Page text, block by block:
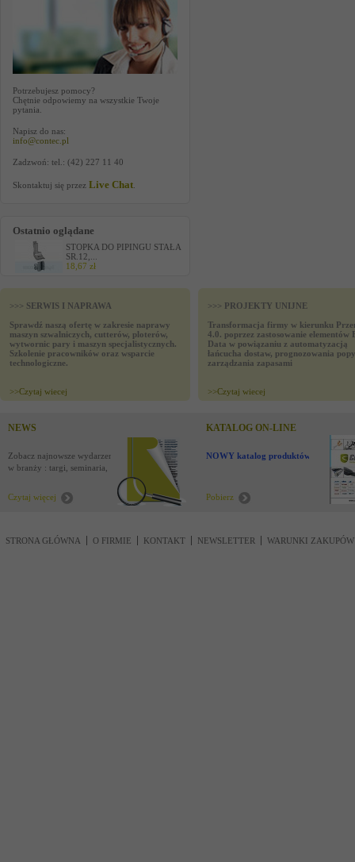
Potrzebujesz pomocy?
Chętnie odpowiemy na wszystkie Twoje
pytania.
Napisz do nas:
info@contec.pl
Zadzwoń: tel.: (42) 227 11 40
Skontaktuj się przez Live Chat
Ostatnio oglądane
STOPKA DO PIPINGU STAŁA
SR.12,...
18,67 zł
>>> SERWIS I NAPRAWA
Sprawdź naszą ofertę w zakresie naprawy
maszyn szwalniczych, cutterów, ploterów,
wytwornic pary i maszyn specjalistycznych.
Szkolenie pracowników oraz wsparcie
technologiczne.
>>Czytaj wiecej
>>> PROJEKTY UNIJNE
Transformacja firmy w kierunku
4.0. poprzez zastosowanie elementów
Data w powiązaniu z automatyzacją
łańcucha dostaw, prognozowania
zarządzania zapasami
>>Czytaj wiecej
NEWS
Zobacz najnowsze wydarzenia
w branży : targi, seminaria,
Czytaj więcej
KATALOG ON-LINE
NOWY katalog produktów !
Pobierz
STRONA GŁÓWNA O FIRMIE KONTAKT NEWSLETTER WARUNKI ZAKUPÓW